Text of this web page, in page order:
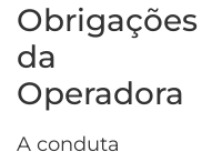
Obrigações
da
Operadora
A conduta